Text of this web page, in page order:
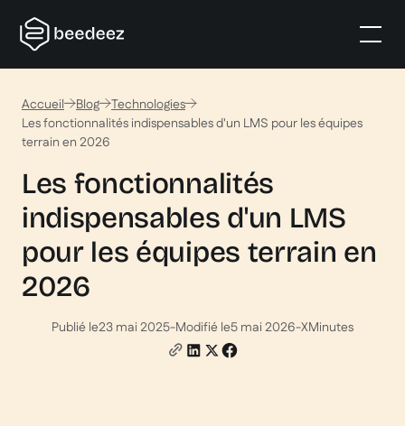
Accueil Blog
Technologies
Les fonctionnalités indispensables d'un LMS pour les équipes
terrain en 2026
Les fonctionnalités
indispensables d'un LMS
pour les équipes terrain en
2026
Publié le23 mai 2025-Modifié le5 mai 2026-XMinutes